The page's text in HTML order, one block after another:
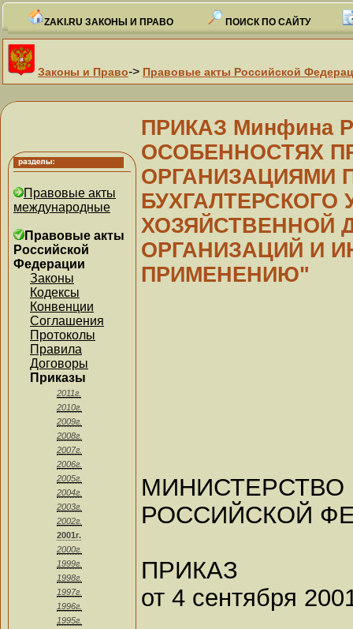
ZAKI.RU ЗАКОНЫ И ПРАВО ПОИСК ПО САЙТУ
Законы и Право-> Правовые акты Российской
Правовые акты
международные
Правовые акты
Российской
Федерации
Законы
Кодексы
Конвенции
Соглашения
Протоколы
Правила
Договоры
Приказы
2011г.
2010г.
2009г.
2008г.
2007г.
2006г.
2005г.
2004г.
2003г.
2002г.
2001г.
2000г.
1999г.
1998г.
1997г.
1996г.
1995г.
ПРИКАЗ Минфина
ОСОБЕННОСТЯХ
ОРГАНИЗАЦИЯМИ
ХОЗЯЙСТВЕННОЙ
ОРГАНИЗАЦИЙ И
ПРИМЕНЕНИЮ"
РОССИЙСКОЙ
ПРИКАЗ
от 4 сентября